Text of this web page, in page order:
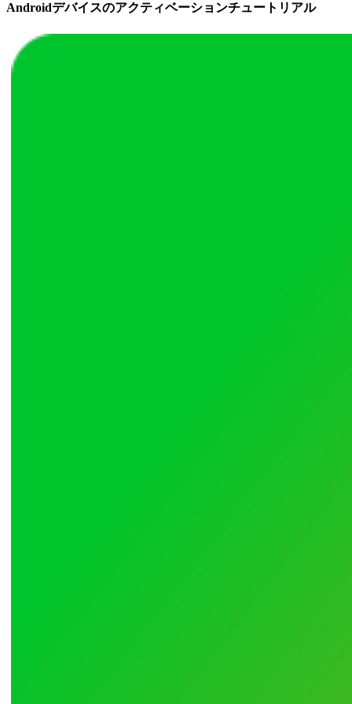
Androidデバイスのアクティベーションチュートリアル